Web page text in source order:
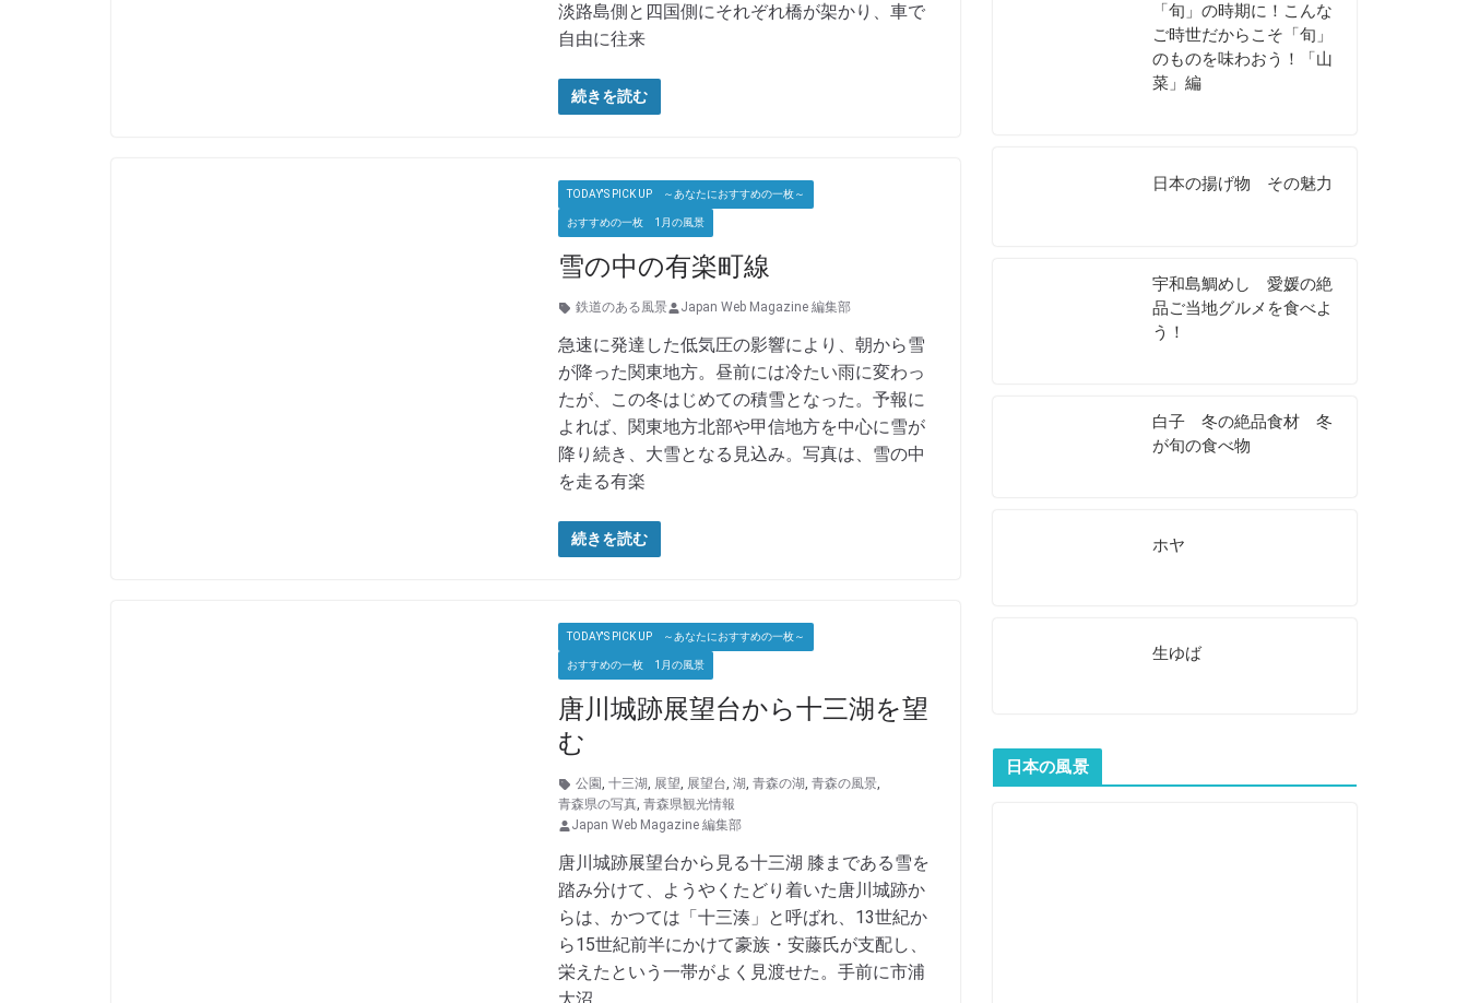
淡路島側と四国側にそれぞれ橋が架かり、車で
自由に往来
続きを読む
TODAY'S PICK UP ～あなたにおすすめの一枚～
おすすめの一枚 1月の風景
雪の中の有楽町線
鉄道のある風景 Japan Web Magazine 編集部
急速に発達した低気圧の影響により、朝から雪
が降った関東地方。昼前には冷たい雨に変わっ
たが、この冬はじめての積雪となった。予報に
よれば、関東地方北部や甲信地方を中心に雪が
降り続き、大雪となる見込み。写真は、雪の中
を走る有楽
続きを読む
TODAY'S PICK UP ～あなたにおすすめの一枚～
おすすめの一枚 1月の風景
唐川城跡展望台から十三湖を望
む
公園, 十三湖, 展望, 展望台, 湖, 青森の湖, 青森の風景,
青森県の写真, 青森県観光情報
Japan Web Magazine 編集部
唐川城跡展望台から見る十三湖 膝まである雪を
踏み分けて、ようやくたどり着いた唐川城跡か
らは、かつては「十三湊」と呼ばれ、13世紀か
ら15世紀前半にかけて豪族・安藤氏が支配し、
栄えたという一帯がよく見渡せた。手前に市浦
「旬」の時期に！こんな
ご時世だからこそ「旬」
のものを味わおう！「山
菜」編
日本の揚げ物 その魅力
宇和島鯛めし 愛媛の絶
品ご当地グルメを食べよ
う！
白子 冬の絶品食材 冬
が旬の食べ物
ホヤ
生ゆば
日本の風景